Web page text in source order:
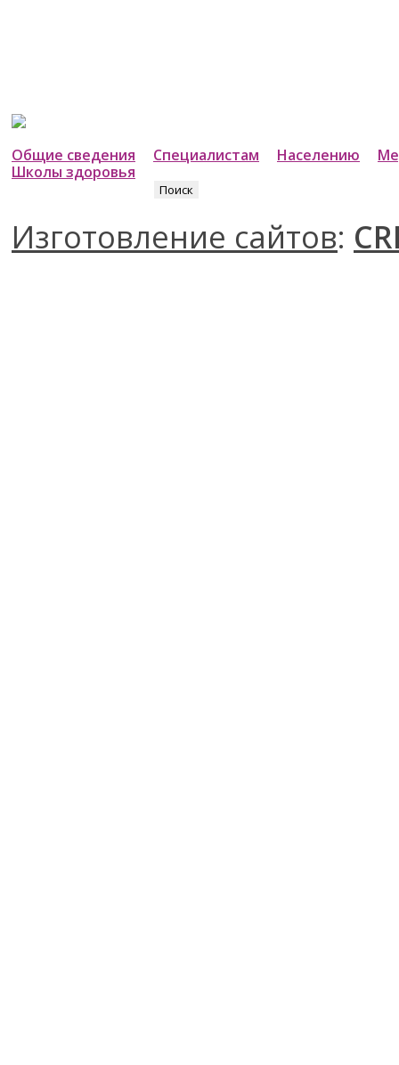
Общие сведения Специалистам Населению
Школы здоровья
Изготовление сайтов: